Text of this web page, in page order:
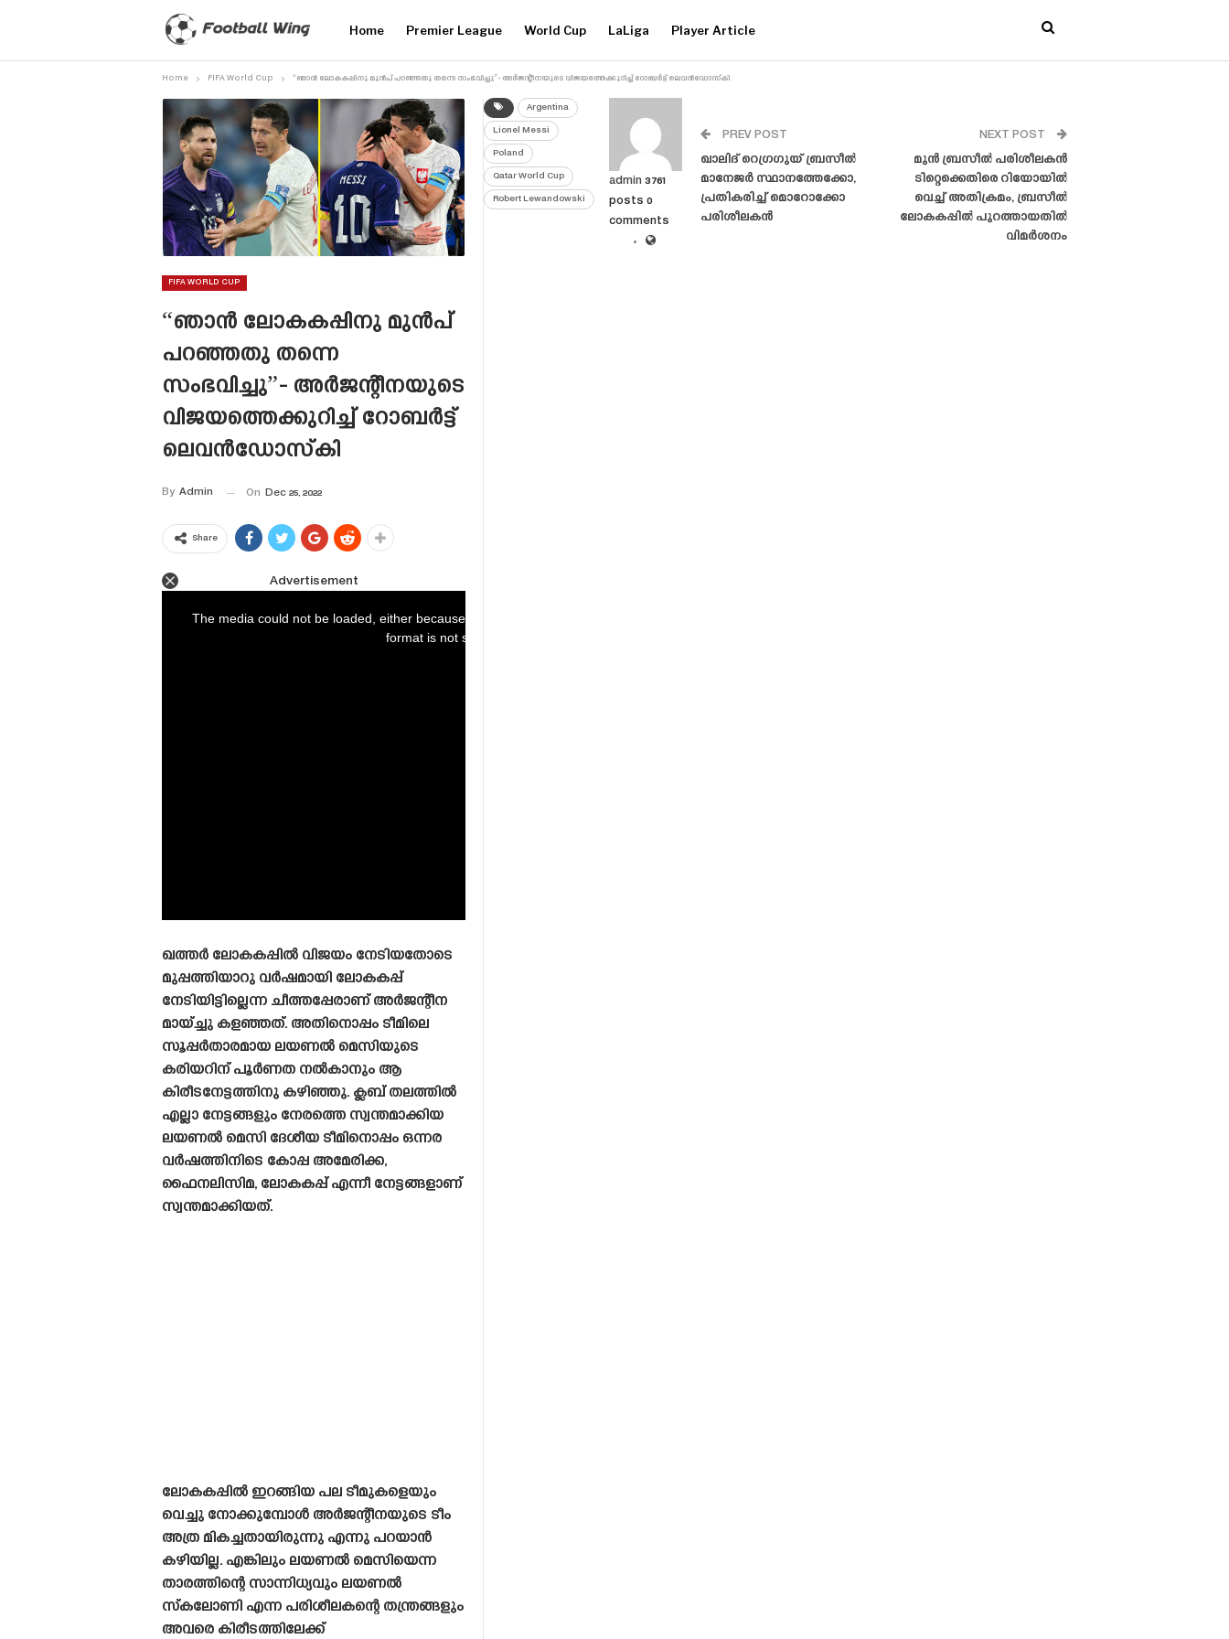
Home Premier League World Cup LaLiga Player Article
Home FIFA World Cup “ഞാൻ ലോകകപ്പിനു മുൻപ് പറഞ്ഞതു തന്നെ സംഭവിച്ചു”- അർജന്റീനയുടെ വിജയത്തെക്കുറിച്ച് റോബർട്ട് ലെവൻഡോസ്‌കി
FIFA WORLD CUP
“ഞാൻ ലോകകപ്പിനു മുൻപ്
പറഞ്ഞതു തന്നെ
സംഭവിച്ചു”- അർജന്റീനയുടെ
വിജയത്തെക്കുറിച്ച് റോബർട്ട്
ലെവൻഡോസ്‌കി
By Admin On Dec 25, 2022
Share
Advertisement
The media could not be loaded, either because the server or network failed or because the
format is not supported.
ഖത്തർ ലോകകപ്പിൽ വിജയം നേടിയതോടെ
മുപ്പത്തിയാറു വർഷമായി ലോകകപ്പ്
നേടിയിട്ടില്ലെന്ന ചീത്തപ്പേരാണ് അർജന്റീന
മായ്ച്ചു കളഞ്ഞത്. അതിനൊപ്പം ടീമിലെ
സൂപ്പർതാരമായ ലയണൽ മെസിയുടെ
കരിയറിന് പൂർണത നൽകാനും ആ
കിരീടനേട്ടത്തിനു കഴിഞ്ഞു. ക്ലബ് തലത്തിൽ
എല്ലാ നേട്ടങ്ങളും നേരത്തെ സ്വന്തമാക്കിയ
ലയണൽ മെസി ദേശീയ ടീമിനൊപ്പം ഒന്നര
വർഷത്തിനിടെ കോപ്പ അമേരിക്ക,
ഫൈനലിസിമ, ലോകകപ്പ് എന്നീ നേട്ടങ്ങളാണ്
സ്വന്തമാക്കിയത്.
ലോകകപ്പിൽ ഇറങ്ങിയ പല ടീമുകളെയും
വെച്ചു നോക്കുമ്പോൾ അർജന്റീനയുടെ ടീം
അത്ര മികച്ചതായിരുന്നു എന്നു പറയാൻ
കഴിയില്ല. എങ്കിലും ലയണൽ മെസിയെന്ന
താരത്തിന്റെ സാന്നിധ്യവും ലയണൽ
സ്‌കലോണി എന്ന പരിശീലകന്റെ തന്ത്രങ്ങളും
അവരെ കിരീടത്തിലേക്ക്
Argentina
Lionel Messi
Poland
Qatar World Cup
Robert Lewandowski
admin 3761
posts 0
comments
PREV POST
ഖാലിദ് റെഗ്രഗുയ് ബ്രസീൽ
മാനേജർ സ്ഥാനത്തേക്കോ,
പ്രതികരിച്ച് മൊറോക്കോ
പരിശീലകൻ
NEXT POST
മുൻ ബ്രസീൽ പരിശീലകൻ
ടിറ്റെക്കെതിരെ റിയോയിൽ
വെച്ച് അതിക്രമം, ബ്രസീൽ
ലോകകപ്പിൽ പുറത്തായതിൽ
വിമർശനം